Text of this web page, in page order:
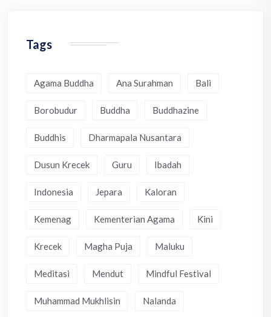
Tags
Agama Buddha Ana Surahman Bali
Borobudur Buddha Buddhazine
Buddhis Dharmapala Nusantara
Dusun Krecek Guru Ibadah
Indonesia Jepara Kaloran
Kemenag Kementerian Agama Kini
Krecek Magha Puja Maluku
Meditasi Mendut Mindful Festival
Muhammad Mukhlisin Nalanda